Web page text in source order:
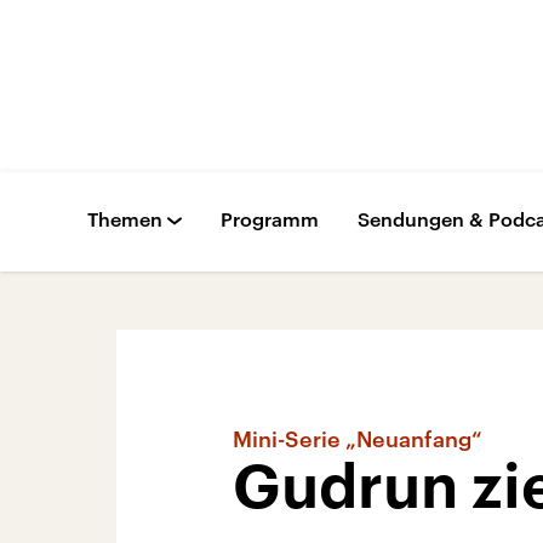
Themen Programm Sendungen &
Mini-Serie „Neuanfang“
Gudrun